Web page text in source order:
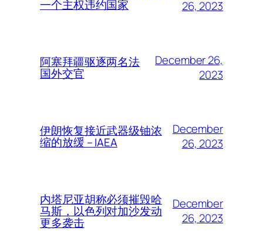
一个主权违约国家
26, 2023
阿塞拜疆驱逐两名法
国外交官
December 26,
2023
伊朗恢复接近武器级铀浓
缩的放缓 – IAEA
December
26, 2023
内塔尼亚胡称必须摧毁哈
马斯，以色列对加沙发动
更多袭击
December
26, 2023